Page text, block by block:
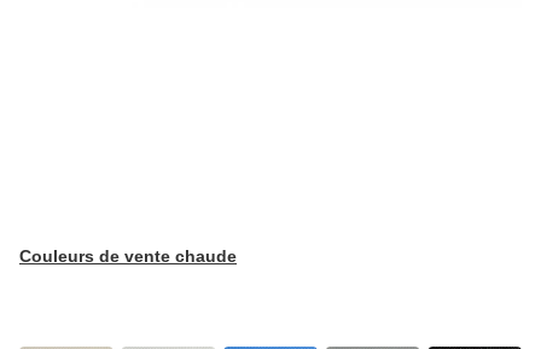
Couleurs de vente chaude